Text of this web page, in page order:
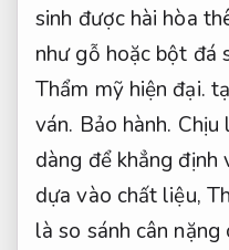
sinh được hài hòa
như gỗ hoặc bột đá
Thẩm mỹ hiện đại.
ván. Bảo hành. Chịu
dàng để khẳng định
dựa vào chất liệu,
là so sánh cân